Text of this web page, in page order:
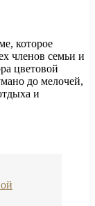
которое
членов семьи и
цветовой
до мелочей,
и